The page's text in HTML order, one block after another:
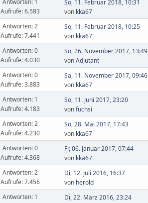
Aufrufe: 6.583
So, 11. Februar 2018, 10:31
von kka67
Antworten: 2
Aufrufe: 7.441
So, 11. Februar 2018, 10:25
von kka67
Antworten: 0
Aufrufe: 4.030
So, 26. November 2017, 13:49
vonAdjutant
Antworten: 0
Aufrufe: 3.883
Sa, 11. November 2017, 09:46
von kka67
Antworten: 1
Aufrufe: 4.183
So, 11. Juni 2017, 23:20
vonfuchsi
Antworten: 2
Aufrufe: 4.230
So, 28. Mai 2017, 17:43
von kka67
Antworten: 0
Aufrufe: 4.368
Fr, 06. Januar 2017, 07:44
von kka67
Antworten: 2
Aufrufe: 7.456
Di, 12. Juli 2016, 16:37
von herold
Antworten: 1
Di, 22. März 2016, 23:24